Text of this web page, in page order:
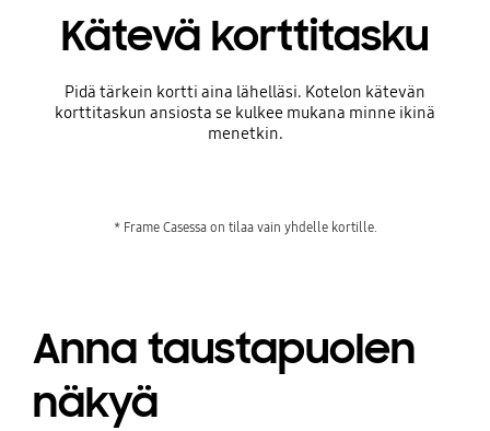
Kätevä korttitasku
Pidä tärkein kortti aina lähelläsi. Kotelon kätevän
korttitaskun ansiosta se kulkee mukana minne ikinä
menetkin.
* Frame Casessa on tilaa vain yhdelle kortille.
Anna taustapuolen
näkyä